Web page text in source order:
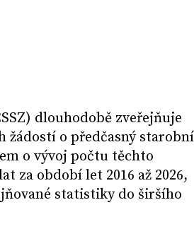
dlouhodobě zveřejňuje
žádostí o předčasný starobní
o vývoj počtu těchto
za období let 2016 až 2026,
statistiky do širšího